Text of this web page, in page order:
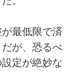
最低限で済
が、恐るべ
定が絶妙な